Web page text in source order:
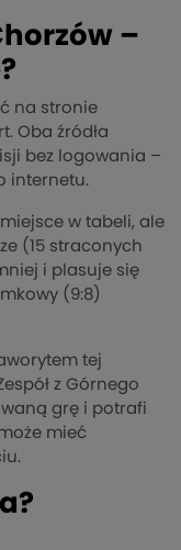
–
na stronie
Oba źródła
bez logowania –
internetu.
w tabeli, ale
(15 straconych
i plasuje się
(9:8)
tej
z Górnego
grę i potrafi
mieć